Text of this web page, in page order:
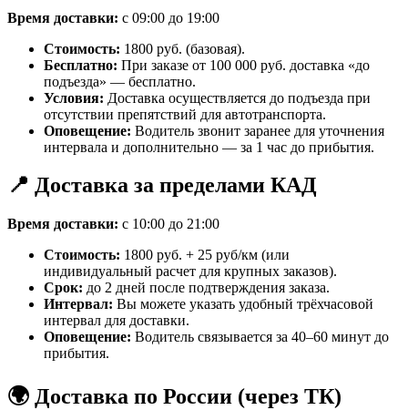
Время доставки: с 09:00 до 19:00
Стоимость: 1800 руб. (базовая).
Бесплатно: При заказе от 100 000 руб. доставка «до
подъезда» — бесплатно.
Условия: Доставка осуществляется до подъезда при
отсутствии препятствий для автотранспорта.
Оповещение: Водитель звонит заранее для уточнения
интервала и дополнительно — за 1 час до прибытия.
📍 Доставка за пределами КАД
Время доставки: с 10:00 до 21:00
Стоимость: 1800 руб. + 25 руб/км (или
индивидуальный расчет для крупных заказов).
Срок: до 2 дней после подтверждения заказа.
Интервал: Вы можете указать удобный трёхчасовой
интервал для доставки.
Оповещение: Водитель связывается за 40–60 минут до
прибытия.
🌍 Доставка по России (через ТК)